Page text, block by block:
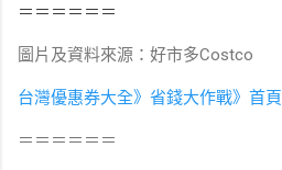
＝＝＝＝＝＝
圖片及資料來源：好市多Costco
台灣優惠券大全》省錢大作戰》首頁
＝＝＝＝＝＝